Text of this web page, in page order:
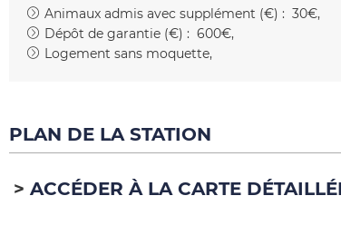
Animaux admis avec supplément (€) : 30€
Dépôt de garantie (€) : 600€
Logement sans moquette
PLAN DE LA STATION
ACCÉDER À LA CARTE